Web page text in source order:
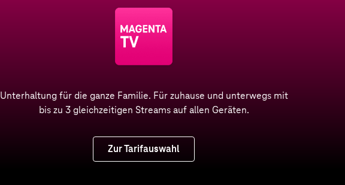
Unterhaltung für die ganze Familie. Für zuhause und unterwegs mit
bis zu 3 gleichzeitigen Streams auf allen Geräten.
Zur Tarifauswahl